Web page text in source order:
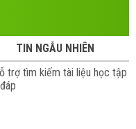
TIN NGẪU NHIÊN
trợ tìm kiếm tài liệu học tập